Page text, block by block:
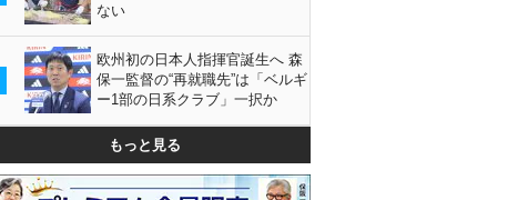
ない
欧州初の日本人指揮官誕生へ 森
保一監督の“再就職先”は「ベルギ
ー1部の日系クラブ」一択か
もっと見る